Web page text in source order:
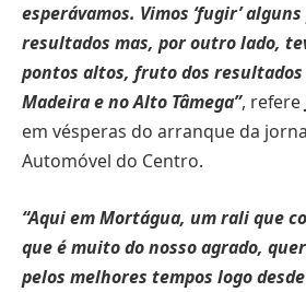
esperávamos. Vimos ‘fugir’
resultados mas, por outro lado,
pontos altos, fruto dos resultados
Madeira e no Alto Tâmega”, refere
em vésperas do arranque da
Automóvel do Centro.
“Aqui em Mortágua, um rali que
que é muito do nosso agrado,
pelos melhores tempos logo